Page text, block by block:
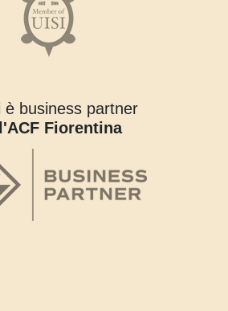
è business partner
Fiorentina